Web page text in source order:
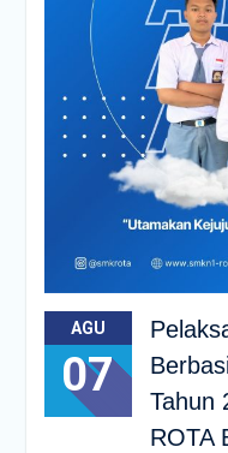
AGU
07
Tahun
ROTA